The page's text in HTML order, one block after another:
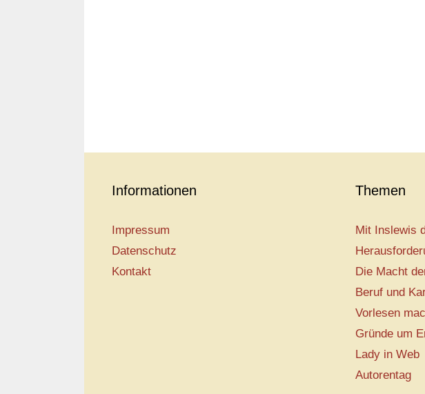
Informationen
Impressum
Datenschutz
Kontakt
Themen
Mit Inslewis
Die Macht
Beruf und
Vorlesen
Gründe um
Lady in Web
Autorentag